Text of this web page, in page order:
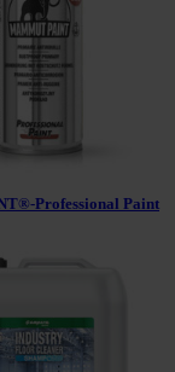
Professional Paint